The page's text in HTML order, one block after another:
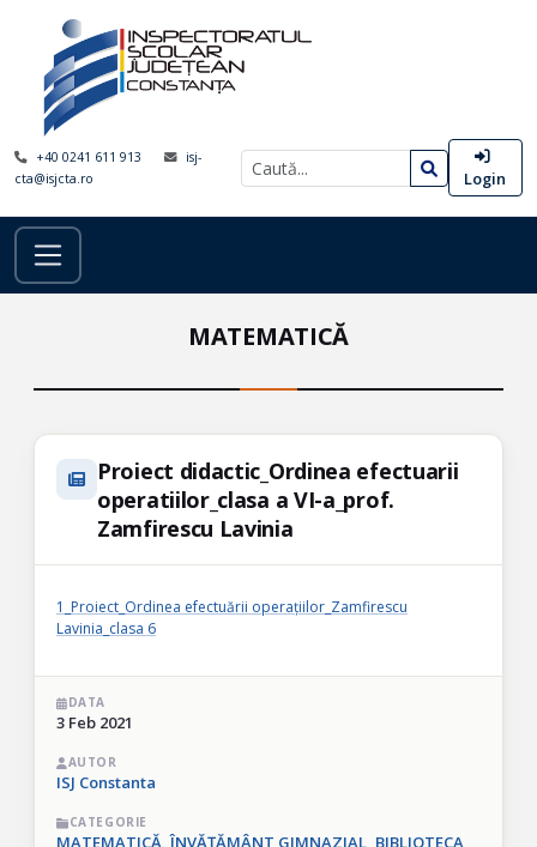
+40 0241 611 913
isj-
cta@isjcta.ro
Login
MATEMATICĂ
Proiect didactic_Ordinea efectuarii
operatiilor_clasa a VI-a_prof.
Zamfirescu Lavinia
1_Proiect_Ordinea efectuării operațiilor_Zamfirescu
Lavinia_clasa 6
DATA
3 Feb 2021
AUTOR
ISJ Constanta
CATEGORIE
MATEMATICĂ,ÎNVĂȚĂMÂNT GIMNAZIAL, BIBLIOTECA